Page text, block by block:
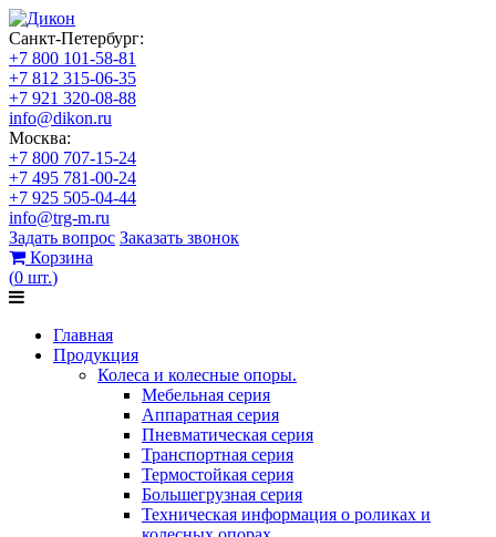
Санкт-Петербург:
+7 800 101-58-81
+7 812 315-06-35
+7 921 320-08-88
info@dikon.ru
Москва:
+7 800 707-15-24
+7 495 781-00-24
+7 925 505-04-44
info@trg-m.ru
Задать вопрос Заказать звонок
Корзина
(0 шт.)
Главная
Продукция
Колеса и колесные опоры.
Мебельная серия
Аппаратная серия
Пневматическая серия
Транспортная серия
Термостойкая серия
Большегрузная серия
Техническая информация о роликах и